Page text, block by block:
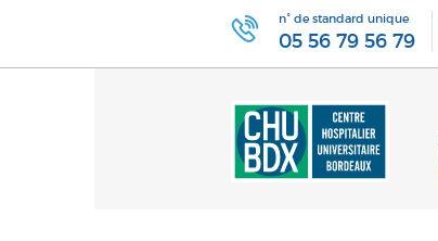
n° de standard unique
05 56 79 56 79